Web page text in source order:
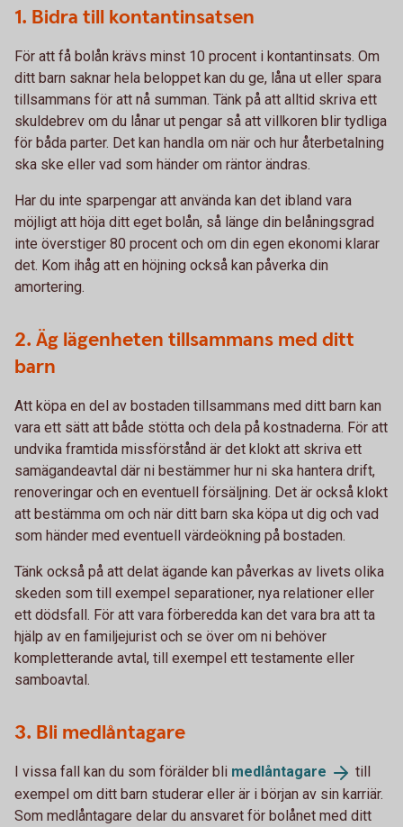
1. Bidra till kontantinsatsen
För att få bolån krävs minst 10 procent i kontantinsats. Om
ditt barn saknar hela beloppet kan du ge, låna ut eller spara
tillsammans för att nå summan. Tänk på att alltid skriva ett
skuldebrev om du lånar ut pengar så att villkoren blir tydliga
för båda parter. Det kan handla om när och hur återbetalning
ska ske eller vad som händer om räntor ändras.
Har du inte sparpengar att använda kan det ibland vara
möjligt att höja ditt eget bolån, så länge din belåningsgrad
inte överstiger 80 procent och om din egen ekonomi klarar
det. Kom ihåg att en höjning också kan påverka din
amortering.
2. Äg lägenheten tillsammans med ditt
barn
Att köpa en del av bostaden tillsammans med ditt barn kan
vara ett sätt att både stötta och dela på kostnaderna. För att
undvika framtida missförstånd är det klokt att skriva ett
samägandeavtal där ni bestämmer hur ni ska hantera drift,
renoveringar och en eventuell försäljning. Det är också klokt
att bestämma om och när ditt barn ska köpa ut dig och vad
som händer med eventuell värdeökning på bostaden.
Tänk också på att delat ägande kan påverkas av livets olika
skeden som till exempel separationer, nya relationer eller
ett dödsfall. För att vara förberedda kan det vara bra att ta
hjälp av en familjejurist och se över om ni behöver
kompletterande avtal, till exempel ett testamente eller
samboavtal.
3. Bli medlåntagare
I vissa fall kan du som förälder bli medlåntagare
till
exempel om ditt barn studerar eller är i början av sin karriär.
Som medlåntagare delar du ansvaret för bolånet med ditt